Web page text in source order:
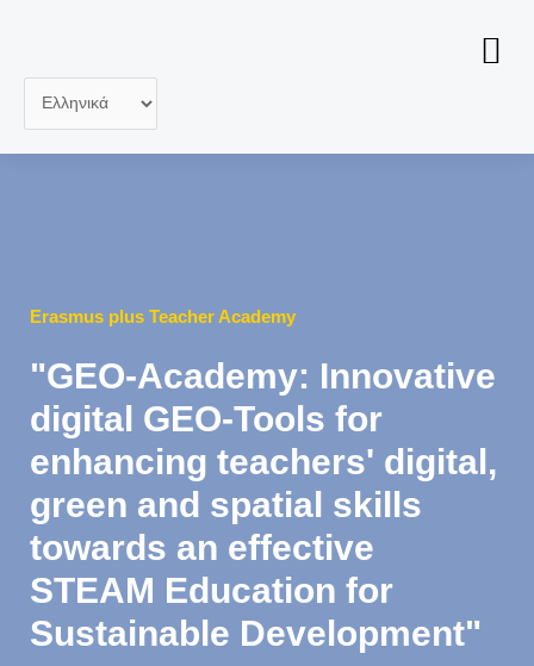
περιεχόμενο
γλώσσα
Erasmus plus Teacher Academy
"GEO-Academy: Innovative
digital GEO-Tools for
enhancing teachers' digital,
green and spatial skills
towards an effective
STEAM Education for
Sustainable Development"